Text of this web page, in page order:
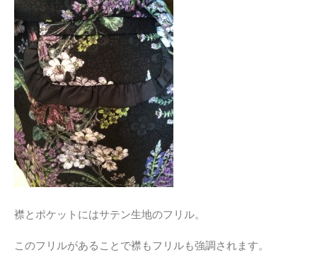
襟とポケットにはサテン生地のフリル。
このフリルがあることで襟もフリルも強調されます。